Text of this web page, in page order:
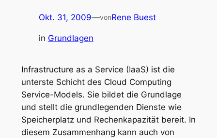
Okt. 31, 2009—vonRene Buest
in Grundlagen
Infrastructure as a Service (IaaS) ist die
unterste Schicht des Cloud Computing
Service-Models. Sie bildet die Grundlage
und stellt die grundlegenden Dienste wie
Speicherplatz und Rechenkapazität bereit. In
diesem Zusammenhang kann auch von